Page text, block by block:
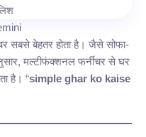
सबसे बेहतर होता है। जैसे सोफा-
मल्टीफंक्शनल फर्नीचर से घर
है। “simple ghar ko kaise